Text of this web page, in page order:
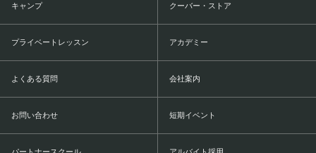
キャンプ クーバー・ストア
プライベートレッスン アカデミー
よくある質問 会社案内
お問い合わせ 短期イベント